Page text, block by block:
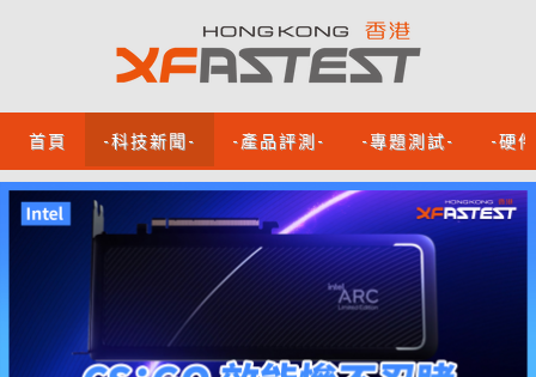
首頁 -科技新聞- -產品評測- -專題測試- -硬